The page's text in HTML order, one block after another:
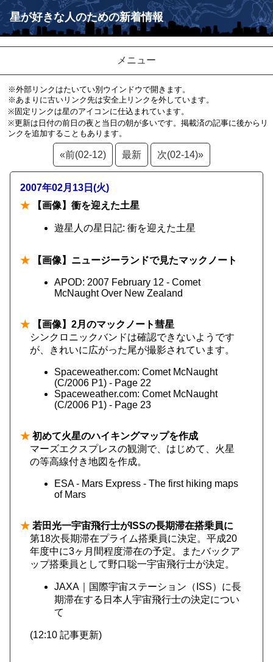
星が好きな人のための新着情報
メニュー
※外部リンクはたいてい別ウインドウで開きます。
※あまりに古いリンク先は安全上リンクを外しています。
※固定リンクは星のアイコンに仕込まれています。
※更新は日付の前日の夜と当日の朝が多いです。掲載済の記事に後からリ
ンクを追加することもあります。
«前(02-12) 最新 次(02-14)»
2007年02月13日(火)
★ 【画像】衝を迎えた土星
遊星人の星日記: 衝を迎えた土星
★ 【画像】ニュージーランドで見たマックノート
APOD: 2007 February 12 - Comet
McNaught Over New Zealand
★ 【画像】2月のマックノート彗星
シンクロニックバンドは確認できないようです
が、きれいに広がった尾が撮影されています。
Spaceweather.com: Comet McNaught
(C/2006 P1) - Page 22
Spaceweather.com: Comet McNaught
(C/2006 P1) - Page 23
★ 初めて火星のハイキングマップを作成
マーズエクスプレスの観測で、はじめて、火星
の等高線付き地図を作成。
ESA - Mars Express - The first hiking maps
of Mars
★ 若田光一宇宙飛行士がISSの長期滞在搭乗員に
第18次長期滞在プライム搭乗員に決定。平成20
年度中に3ヶ月間程度滞在の予定。またバックア
ップ搭乗員として野口聡一宇宙飛行士が決定。
JAXA｜国際宇宙ステーション（ISS）に長
期滞在する日本人宇宙飛行士の決定につい
て
(12:10 記事更新)